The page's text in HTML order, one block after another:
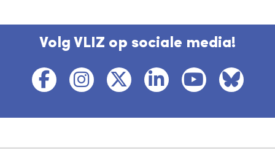
Volg VLIZ op sociale media!